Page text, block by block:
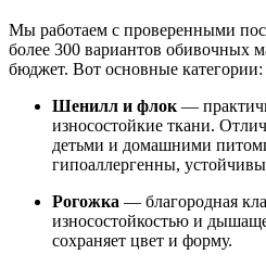
Мы работаем с проверенными
более 300 вариантов обивочных
бюджет. Вот основные категории:
Шенилл и флок —
износостойкие ткани.
детьми и домашними
гипоаллергенны,
Рогожка — благородная
износостойкостью и
сохраняет цвет и форму.